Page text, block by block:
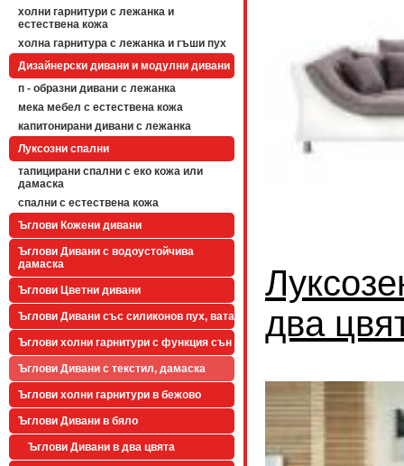
холни гарнитури с лежанка и
естествена кожа
холна гарнитура с лежанка и гъши пух
Дизайнерски дивани и модулни дивани
п - образни дивани с лежанка
мека мебел с естествена кожа
капитонирани дивани с лежанка
Луксозни спални
тапицирани спални с еко кожа или
дамаска
спални с естествена кожа
Ъглови Кожени дивани
Ъглови Дивани с водоустойчива
дамаска
Ъглови Цветни дивани
Ъглови Дивани със силиконов пух, вата
Ъглови холни гарнитури с функция сън
Ъглови Дивани с текстил, дамаска
Ъглови холни гарнитури в бежово
Ъглови Дивани в бяло
Ъглови Дивани в два цвята
два